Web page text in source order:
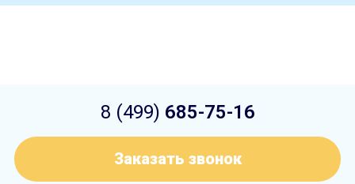
8 (499) 685-75-16
Заказать звонок